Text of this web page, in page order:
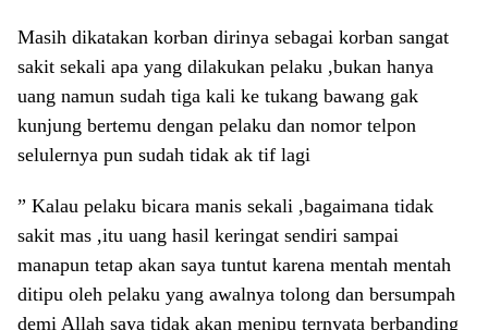
Masih dikatakan korban dirinya sebagai korban sangat
sakit sekali apa yang dilakukan pelaku ,bukan hanya
uang namun sudah tiga kali ke tukang bawang gak
kunjung bertemu dengan pelaku dan nomor telpon
selulernya pun sudah tidak ak tif lagi
” Kalau pelaku bicara manis sekali ,bagaimana tidak
sakit mas ,itu uang hasil keringat sendiri sampai
manapun tetap akan saya tuntut karena mentah mentah
ditipu oleh pelaku yang awalnya tolong dan bersumpah
demi Allah saya tidak akan menipu ternyata berbanding